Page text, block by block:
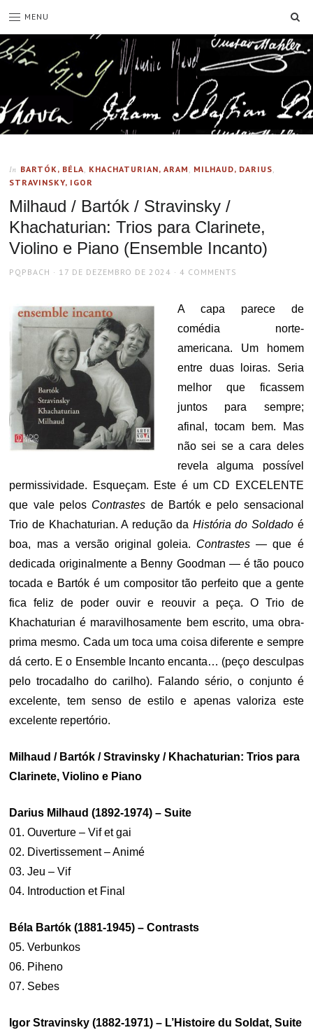
MENU
In BARTÓK, BÉLA, KHACHATURIAN, ARAM , MILHAUD, DARIUS,
STRAVINSKY, IGOR
Milhaud / Bartók / Stravinsky /
Khachaturian: Trios para Clarinete,
Violino e Piano (Ensemble Incanto)
AUTHOR
PQPBACH
POSTED
17 DE DEZEMBRO DE 2024 4 COMMENTS
A capa parece de
comédia norte-
americana. Um homem
entre duas loiras. Seria
melhor que ficassem
juntos para sempre;
afinal, tocam bem. Mas
não sei se a cara deles
revela alguma possível
permissividade. Esqueçam. Este é um CD EXCELENTE
que vale pelos Contrastes de Bartók e pelo sensacional
Trio de Khachaturian. A redução da História do Soldado é
boa, mas a versão original goleia. Contrastes — que é
dedicada originalmente a Benny Goodman — é tão pouco
tocada e Bartók é um compositor tão perfeito que a gente
fica feliz de poder ouvir e reouvir a peça. O Trio de
Khachaturian é maravilhosamente bem escrito, uma obra-
prima mesmo. Cada um toca uma coisa diferente e sempre
dá certo. E o Ensemble Incanto encanta… (peço desculpas
pelo trocadalho do carilho). Falando sério, o conjunto é
excelente, tem senso de estilo e apenas valoriza este
excelente repertório.
Milhaud / Bartók / Stravinsky / Khachaturian: Trios para
Clarinete, Violino e Piano
Darius Milhaud (1892-1974) – Suite
01. Ouverture – Vif et gai
02. Divertissement – Animé
03. Jeu – Vif
04. Introduction et Final
Béla Bartók (1881-1945) – Contrasts
05. Verbunkos
06. Piheno
07. Sebes
Igor Stravinsky (1882-1971) – L’Histoire du Soldat, Suite